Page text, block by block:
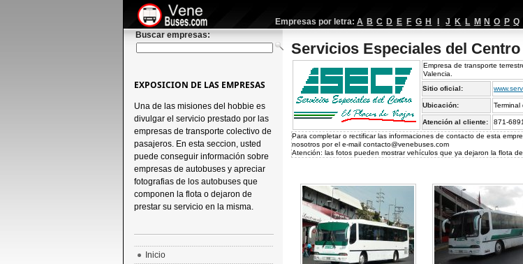
Empresas por letra: A B C D E F G H J K L M N O P Q
Buscar empresas:
Servicios Especiales del Centro
Empresa de transporte
Valencia.
Sitio oficial:
Ubicación:
Atención al cliente: 871-6891
Para completar o rectificar las informaciones de contacto de esta
nosotros por el e-mailcontacto@venebuses.com
Atención: las fotos pueden mostrar vehículos que ya dejaron la flota de
EXPOSICION DE LAS EMPRESAS
Una de las misiones del hobbie es
divulgar el servicio prestado por las
empresas de transporte colectivo de
pasajeros. En esta seccion, usted
puede conseguir información sobre
empresas de autobuses y apreciar
fotografias de los autobuses que
componen la flota o dejaron de
prestar su servicio en la misma.
Inicio